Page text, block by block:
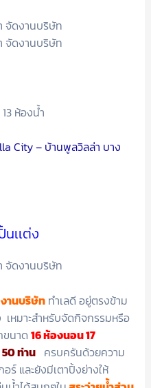
ห้องน้ำ
City – บ้านพูลวิลล่า บาง
เเต่ง
านบริษัททำเลดี อยู่ตรงข้าม
หมาะสำหรับจัดกิจกรรมหรือ
นาด 16 ห้องนอน 17
ท่านครบครันด้วยความ
อร์ และยังมีเตาปิ้งย่างให้